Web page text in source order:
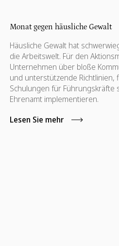
Monat gegen häusliche Gewalt
Häusliche Gewalt hat
die Arbeitswelt. Für den
Unternehmen über bloße
und unterstützende Richtlinien,
Schulungen für Führungskräfte
Ehrenamt implementieren.
Lesen Sie mehr